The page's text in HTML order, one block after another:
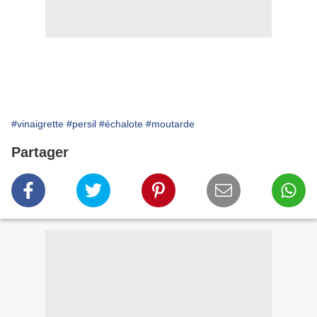
#vinaigrette #persil #échalote #moutarde
Partager